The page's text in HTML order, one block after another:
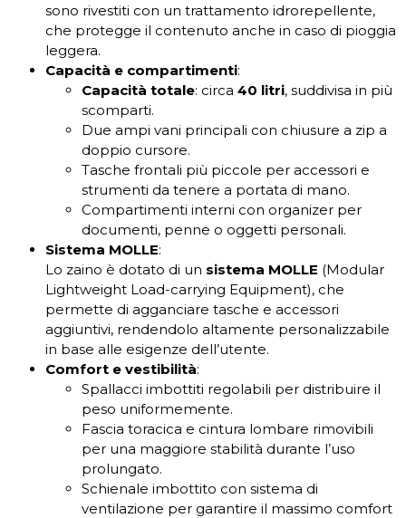
sono rivestiti con un trattamento idrorepellente,
che protegge il contenuto anche in caso di pioggia
leggera.
Capacità e compartimenti:
Capacità totale: circa 40 litri, suddivisa in più
scomparti.
Due ampi vani principali con chiusure a zip a
doppio cursore.
Tasche frontali più piccole per accessori e
strumenti da tenere a portata di mano.
Compartimenti interni con organizer per
documenti, penne o oggetti personali.
Sistema MOLLE:
Lo zaino è dotato di un sistema MOLLE (Modular
Lightweight Load-carrying Equipment), che
permette di agganciare tasche e accessori
aggiuntivi, rendendolo altamente personalizzabile
in base alle esigenze dell’utente.
Comfort e vestibilità:
Spallacci imbottiti regolabili per distribuire il
peso uniformemente.
Fascia toracica e cintura lombare rimovibili
per una maggiore stabilità durante l’uso
prolungato.
Schienale imbottito con sistema di
ventilazione per garantire il massimo comfort